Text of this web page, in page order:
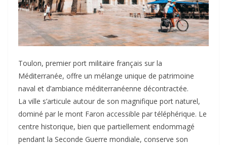
Toulon, premier port militaire français sur la
Méditerranée, offre un mélange unique de patrimoine
naval et d’ambiance méditerranéenne décontractée.
La ville s’articule autour de son magnifique port naturel,
dominé par le mont Faron accessible par téléphérique. Le
centre historique, bien que partiellement endommagé
pendant la Seconde Guerre mondiale, conserve son